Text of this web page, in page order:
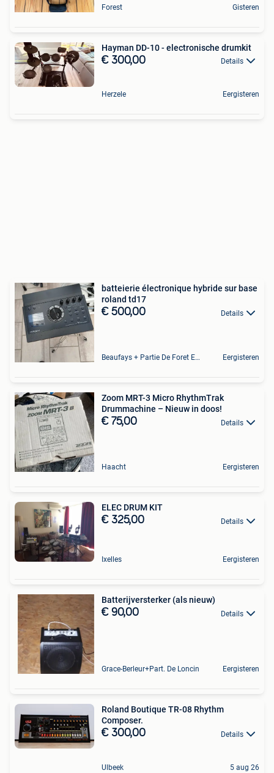
Forest Gisteren
Hayman DD-10 - electronische drumkit
€ 300,00 Details
Herzele Eergisteren
batteierie électronique hybride sur base
roland td17
€ 500,00 Details
Beaufays + Partie De Foret Et De Tilff Eergisteren
Zoom MRT-3 Micro RhythmTrak
Drummachine – Nieuw in doos!
€ 75,00 Details
Haacht Eergisteren
ELEC DRUM KIT
€ 325,00 Details
Ixelles Eergisteren
Batterijversterker (als nieuw)
€ 90,00 Details
Grace-Berleur+Part. De Loncin Eergisteren
Roland Boutique TR-08 Rhythm
Composer.
€ 300,00 Details
Ulbeek 5 aug 26